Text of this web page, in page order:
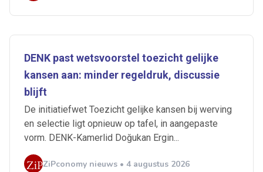
DENK past wetsvoorstel toezicht gelijke
kansen aan: minder regeldruk, discussie
blijft
De initiatiefwet Toezicht gelijke kansen bij werving
en selectie ligt opnieuw op tafel, in aangepaste
vorm. DENK-Kamerlid Doğukan Ergin...
ZiPconomy nieuws • 4 augustus 2026